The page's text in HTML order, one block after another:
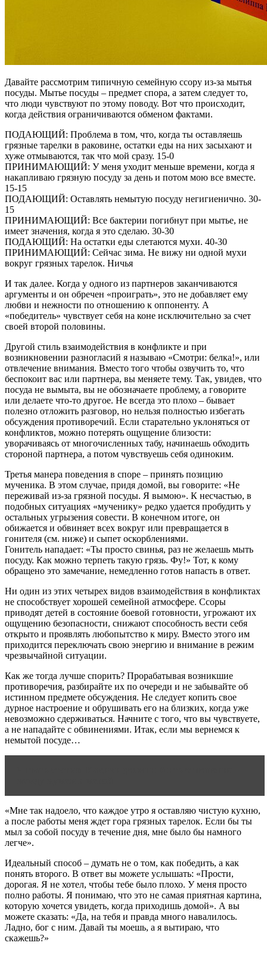
Давайте рассмотрим типичную семейную ссору из-за мытья
посуды. Мытье посуды – предмет спора, а затем следует то,
что люди чувствуют по этому поводу. Вот что происходит,
когда действия ограничиваются обменом фактами.
ПОДАЮЩИЙ: Проблема в том, что, когда ты оставляешь
грязные тарелки в раковине, остатки еды на них засыхают и
хуже отмываются, так что мой сразу. 15-0
ПРИНИМАЮЩИЙ: У меня уходит меньше времени, когда я
накапливаю грязную посуду за день и потом мою все вместе.
15-15
ПОДАЮЩИЙ: Оставлять немытую посуду негигиенично. 30-
15
ПРИНИМАЮЩИЙ: Все бактерии погибнут при мытье, не
имеет значения, когда я это сделаю. 30-30
ПОДАЮЩИЙ: На остатки еды слетаются мухи. 40-30
ПРИНИМАЮЩИЙ: Сейчас зима. Не вижу ни одной мухи
вокруг грязных тарелок. Ничья
И так далее. Когда у одного из партнеров заканчиваются
аргументы и он обречен «проиграть», это не добавляет ему
любви и нежности по отношению к оппоненту. А
«победитель» чувствует себя на коне исключительно за счет
своей второй половины.
Другой стиль взаимодействия в конфликте и при
возникновении разногласий я называю «Смотри: белка!», или
отвлечение внимания. Вместо того чтобы озвучить то, что
беспокоит вас или партнера, вы меняете тему. Так, увидев, что
посуда не вымыта, вы не обозначаете проблему, а говорите
или делаете что-то другое. Не всегда это плохо – бывает
полезно отложить разговор, но нельзя полностью избегать
обсуждения противоречий. Если старательно уклоняться от
конфликтов, можно потерять ощущение близости:
уворачиваясь от многочисленных табу, начинаешь обходить
стороной партнера, а потом чувствуешь себя одиноким.
Третья манера поведения в споре – принять позицию
мученика. В этом случае, придя домой, вы говорите: «Не
переживай из-за грязной посуды. Я вымою». К несчастью, в
подобных ситуациях «мученику» редко удается пробудить у
остальных угрызения совести. В конечном итоге, он
обижается и обвиняет всех вокруг или превращается в
гонителя (см. ниже) и сыпет оскорблениями.
Гонитель нападает: «Ты просто свинья, раз не желаешь мыть
посуду. Как можно терпеть такую грязь. Фу!» Тот, к кому
обращено это замечание, немедленно готов напасть в ответ.
Ни один из этих четырех видов взаимодействия в конфликтах
не способствует хорошей семейной атмосфере. Ссоры
приводят детей в состояние боевой готовности, угрожают их
ощущению безопасности, снижают способность вести себя
открыто и проявлять любопытство к миру. Вместо этого им
приходится переключать свою энергию и внимание в режим
чрезвычайной ситуации.
Как же тогда лучше спорить? Прорабатывая возникшие
противоречия, разбирайте их по очереди и не забывайте об
истинном предмете обсуждения. Не следует копить свое
дурное настроение и обрушивать его на близких, когда уже
невозможно сдерживаться. Начните с того, что вы чувствуете,
а не нападайте с обвинениями. Итак, если мы вернемся к
немытой посуде…
«Мне так надоело, что каждое утро я оставляю чистую кухню,
а после работы меня ждет гора грязных тарелок. Если бы ты
мыл за собой посуду в течение дня, мне было бы намного
легче».
Идеальный способ – думать не о том, как победить, а как
понять второго. В ответ вы можете услышать: «Прости,
дорогая. Я не хотел, чтобы тебе было плохо. У меня просто
полно работы. Я понимаю, что это не самая приятная картина,
которую хочется увидеть, когда приходишь домой». А вы
можете сказать: «Да, на тебя и правда много навалилось.
Ладно, бог с ним. Давай ты моешь, а я вытираю, что
скажешь?»